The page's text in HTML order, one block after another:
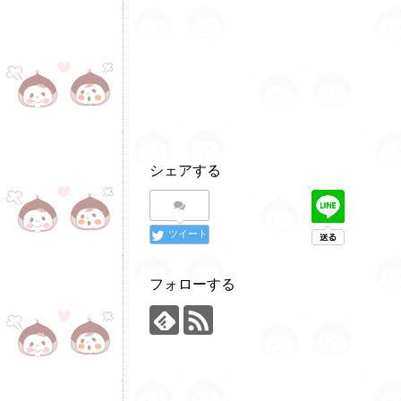
シェアする
ツイート
フォローする